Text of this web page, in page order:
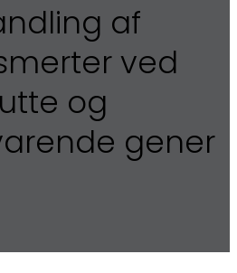
af
ved
og
gener